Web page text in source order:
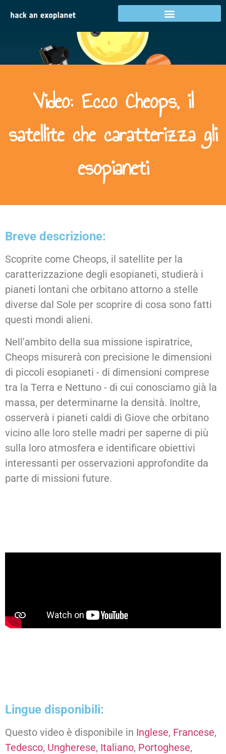
Video: Ecco Cheops, il
satellite che caratterizza gli
esopianeti
Breve descrizione:
Scoprite come Cheops, il satellite per la
caratterizzazione degli esopianeti, studierà i
pianeti lontani che orbitano attorno a stelle
diverse dal Sole per scoprire di cosa sono fatti
questi mondi alieni.
Nell'ambito della sua missione ispiratrice,
Cheops misurerà con precisione le dimensioni
di piccoli esopianeti - di dimensioni comprese
tra la Terra e Nettuno - di cui conosciamo già la
massa, per determinarne la densità. Inoltre,
osserverà i pianeti caldi di Giove che orbitano
vicino alle loro stelle madri per saperne di più
sulla loro atmosfera e identificare obiettivi
interessanti per osservazioni approfondite da
parte di missioni future.
Lingue disponibili:
Questo video è disponibile in Inglese, Francese,
Tedesco, Ungherese, Italiano, Portoghese,